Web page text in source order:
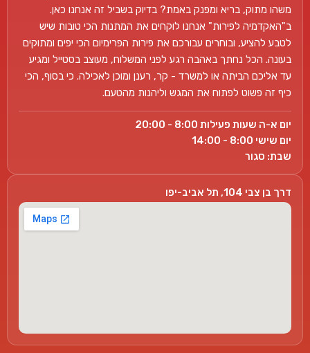
משהו מתוק, בריא ומפנק באמת? בדיוק בשביל זה אנחנו כאן.
ב"האקדמיה לפירות" אנחנו לוקחים את המתנות הכי טובות שיש
לטבע להציע, ובוחרים עבורכם את פירות הפרימיום הכי יפים ומתוקים
בעונה. הכל נחתך באהבה רגע לפני המשלוח, מעוצב בסטייל ומגיע
עד אליכם הביתה או למשרד - קר, רענן ומוכן לאכילה. כי בסוף, הכי
כיף זה פשוט לפתוח את המגש וליהנות מהטעם.
יום א-ה שעות פעילות 8:00 - 20:00
יום שישי 8:00 - 14:00
שבת: סגור
דרך בן צבי 104, תל אביב-יפו